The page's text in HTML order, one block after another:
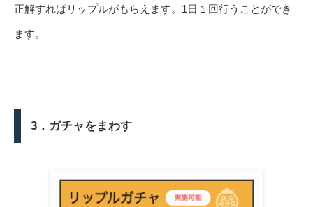
正解すればリップルがもらえます。1日１回行うことができ
ます。
3．ガチャをまわす